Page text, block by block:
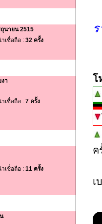
นายน 2515
เชื่อถือ : 32 ครั้ง
า
เชื่อถือ : 7 ครั้ง
เชื่อถือ : 11 ครั้ง
โ
เ